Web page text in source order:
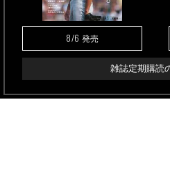
8/6 発売
雑誌定期購読